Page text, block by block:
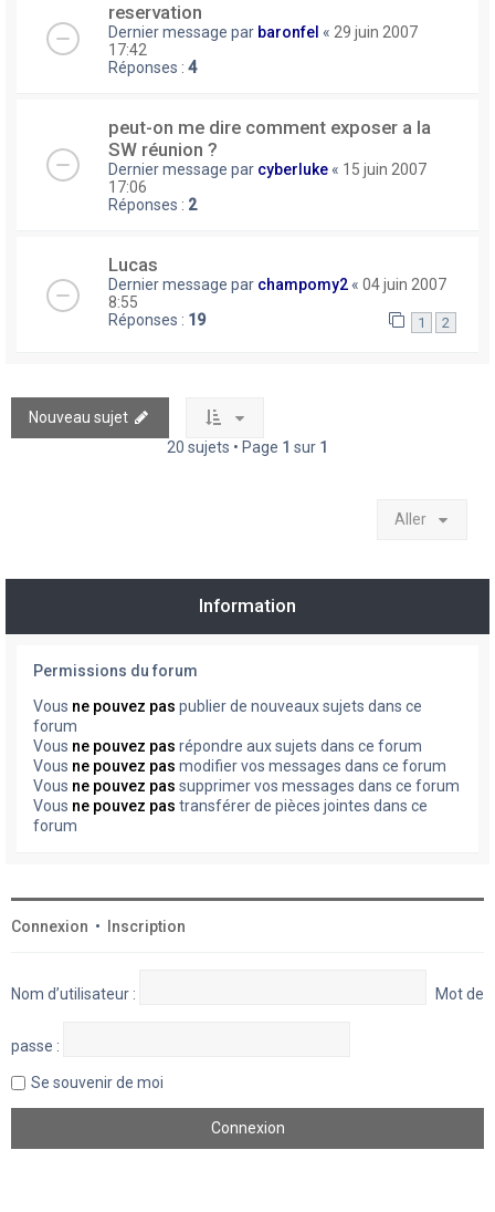
reservation
Dernier message par baronfel « 29 juin 2007
17:42
Réponses : 4
peut-on me dire comment exposer a la
SW réunion ?
Dernier message par cyberluke « 15 juin 2007
17:06
Réponses : 2
Lucas
Dernier message par champomy2 « 04 juin 2007
8:55
Réponses : 19 1 2
Nouveau sujet
20 sujets • Page 1 sur 1
Aller
Information
Permissions du forum
Vous ne pouvez pas publier de nouveaux sujets dans ce
forum
Vous ne pouvez pas répondre aux sujets dans ce forum
Vous ne pouvez pas modifier vos messages dans ce forum
Vous ne pouvez pas supprimer vos messages dans ce forum
Vous ne pouvez pas transférer de pièces jointes dans ce
forum
Connexion • Inscription
Nom d’utilisateur : Mot de
passe :
Se souvenir de moi